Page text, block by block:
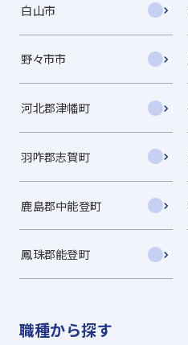
白山市
野々市市
河北郡津幡町
羽咋郡志賀町
鹿島郡中能登町
鳳珠郡能登町
職種から探す